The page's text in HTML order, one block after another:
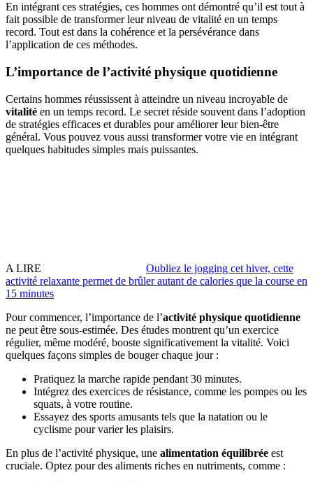
En intégrant ces stratégies, ces hommes ont démontré qu’il est tout à
fait possible de transformer leur niveau de vitalité en un temps
record. Tout est dans la cohérence et la persévérance dans
l’application de ces méthodes.
L’importance de l’activité physique quotidienne
Certains hommes réussissent à atteindre un niveau incroyable de
vitalité en un temps record. Le secret réside souvent dans l’adoption
de stratégies efficaces et durables pour améliorer leur bien-être
général. Vous pouvez vous aussi transformer votre vie en intégrant
quelques habitudes simples mais puissantes.
A LIRE
Oubliez le jogging cet hiver, cette
activité relaxante permet de brûler autant de calories que la course en
15 minutes
Pour commencer, l’importance de l’activité physique quotidienne
ne peut être sous-estimée. Des études montrent qu’un exercice
régulier, même modéré, booste significativement la vitalité. Voici
quelques façons simples de bouger chaque jour :
Pratiquez la marche rapide pendant 30 minutes.
Intégrez des exercices de résistance, comme les pompes ou les
squats, à votre routine.
Essayez des sports amusants tels que la natation ou le
cyclisme pour varier les plaisirs.
En plus de l’activité physique, une alimentation équilibrée est
cruciale. Optez pour des aliments riches en nutriments, comme :